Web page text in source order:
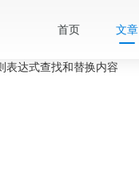
首页 文章
表达式查找和替换内容